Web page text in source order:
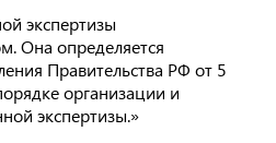
экспертизы
Она определяется
Правительства РФ от 5
организации и
экспертизы.»